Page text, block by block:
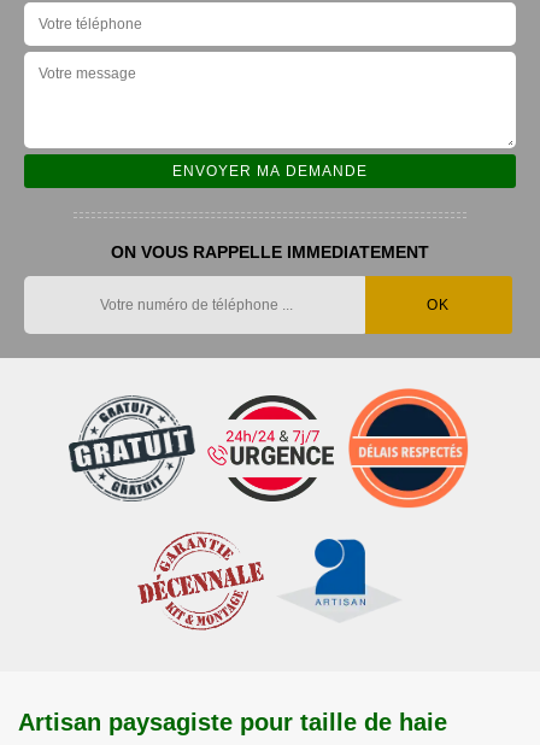
ON VOUS RAPPELLE IMMEDIATEMENT
Artisan paysagiste pour taille de haie